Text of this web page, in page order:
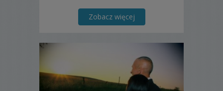
Zobacz więcej